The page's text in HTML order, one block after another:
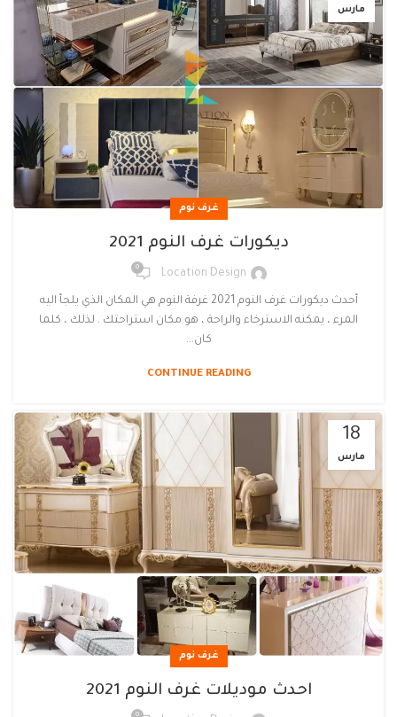
مارس
غرف نوم
ديكورات غرف النوم 2021
Location Design
0
أحدث ديكورات غرف النوم 2021 غرفة النوم هي المكان الذي يلجأ اليه
المرء ، يمكنه الاسترخاء والراحة ، هو مكان استراحتك . لذلك ، كلما
كان...
CONTINUE READING
18
مارس
غرف نوم
احدث موديلات غرف النوم 2021
0